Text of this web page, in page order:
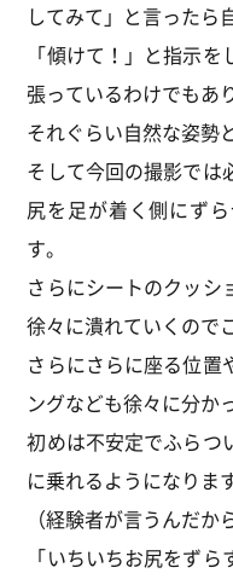
してみて」と言ったら
「傾けて！」と指示
張っているわけでもあ
それぐらい自然な姿勢
そして今回の撮影では
尻を足が着く側にず
す。
さらにシートのクッシ
徐々に潰れていくので
さらにさらに座る位置
ングなども徐々に分か
初めは不安定でふらつ
に乗れるようになりま
（経験者が言うんだか
「いちいちお尻をず